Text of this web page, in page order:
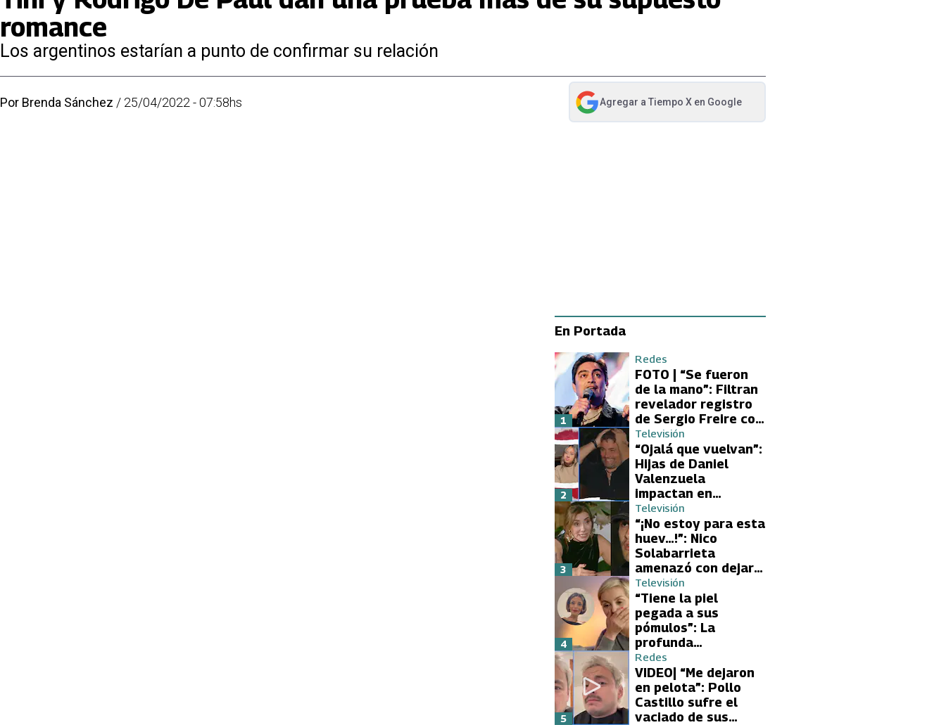
romance
Los argentinos estarían a punto de confirmar su relación
Por Brenda Sánchez / 25/04/2022 - 07:58hs Agregar a Tiempo Xen Google
abre en nueva pestaña
En Portada
Redes
FOTO | “Se fueron
de la mano”: Filtran
revelador registro
de Sergio Freire con
supuesta nueva
conquista
1
Televisión
“Ojalá que vuelvan”:
Hijas de Daniel
Valenzuela
impactan en
Volverías con tu Ex
2 con directa
petición a su papá
sobre Yamila Reyna
2
Televisión
“¡No estoy para esta
huev…!”: Nico
Solabarrieta
amenazó con dejar
Volverías con tu Ex
tras encontrón con
Carmen Gloria
Arroyo
3
Televisión
“Tiene la piel
pegada a sus
pómulos”: La
profunda
preocupación de
Fran García-
Huidobro por la
extrema delgadez
de Kathy Orellana
4
Redes
VIDEO| “Me dejaron
en pelota”: Pollo
Castillo sufre el
vaciado de sus
5